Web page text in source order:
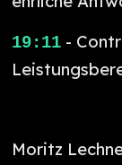
19:11 -
Moritz